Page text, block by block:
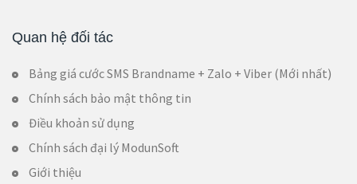
Quan hệ đối tác
Bảng giá cước SMS Brandname + Zalo + Viber (Mới nhất)
Chính sách bảo mật thông tin
Điều khoản sử dụng
Chính sách đại lý ModunSoft
Giới thiệu